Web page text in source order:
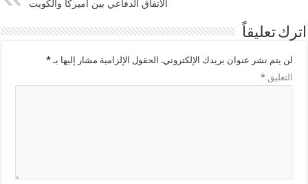
الاتفاق الدفاعي بين أميركا والكويت
اترك تعليقاً
لن يتم نشر عنوان بريدك الإلكتروني. الحقول الإلزامية مشار إليها بـ*
التعليق*